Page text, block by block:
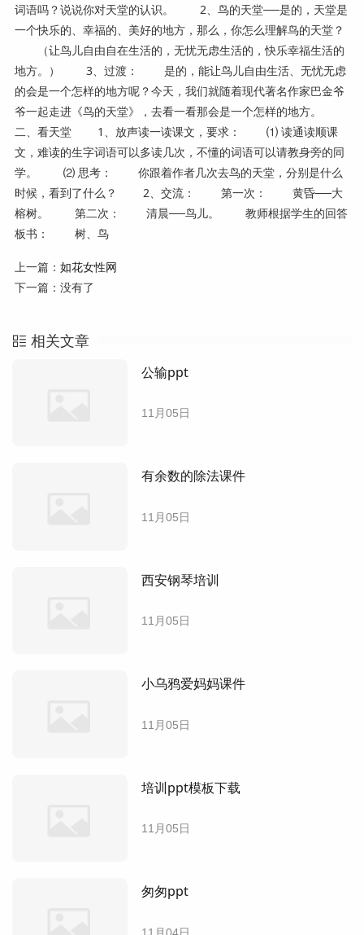
词语吗？说说你对天堂的认识。 2、鸟的天堂──是的，天堂是
一个快乐的、幸福的、美好的地方，那么，你怎么理解鸟的天堂？
（让鸟儿自由自在生活的，无忧无虑生活的，快乐幸福生活的
地方。） 3、过渡： 是的，能让鸟儿自由生活、无忧无虑
的会是一个怎样的地方呢？今天，我们就随着现代著名作家巴金爷
爷一起走进《鸟的天堂》，去看一看那会是一个怎样的地方。
二、看天堂 1、放声读一读课文，要求： ⑴ 读通读顺课
文，难读的生字词语可以多读几次，不懂的词语可以请教身旁的同
学。 ⑵ 思考： 你跟着作者几次去鸟的天堂，分别是什么
时候，看到了什么？ 2、交流： 第一次： 黄昏──大
榕树。 第二次： 清晨──鸟儿。 教师根据学生的回答
板书： 树、鸟
上一篇： 如花女性网
下一篇：没有了
相关文章
公输ppt
11月05日
有余数的除法课件
11月05日
西安钢琴培训
11月05日
小乌鸦爱妈妈课件
11月05日
培训ppt模板下载
11月05日
匆匆ppt
11月04日